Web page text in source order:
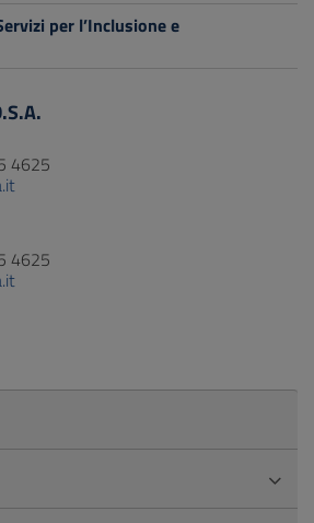
per l’Inclusione e
4625
4625